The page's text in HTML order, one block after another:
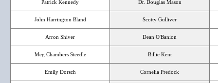
Patrick Kennedy Dr. Douglas Mason
John Harrington Bland Scotty Gulliver
Arron Shiver Dean O'Banion
Meg Chambers Steedle Billie Kent
Emily Dorsch Cornelia Predock